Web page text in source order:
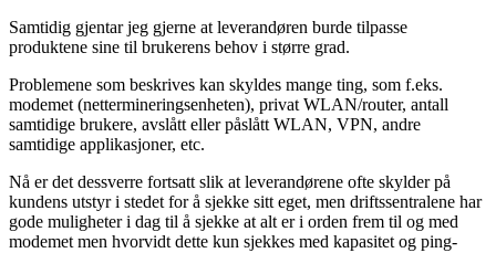
Samtidig gjentar jeg gjerne at leverandøren burde tilpasse
produktene sine til brukerens behov i større grad.
Problemene som beskrives kan skyldes mange ting, som f.eks.
modemet (nettermineringsenheten), privat WLAN/router, antall
samtidige brukere, avslått eller påslått WLAN, VPN, andre
samtidige applikasjoner, etc.
Nå er det dessverre fortsatt slik at leverandørene ofte skylder på
kundens utstyr i stedet for å sjekke sitt eget, men driftssentralene har
gode muligheter i dag til å sjekke at alt er i orden frem til og med
modemet men hvorvidt dette kun sjekkes med kapasitet og ping-